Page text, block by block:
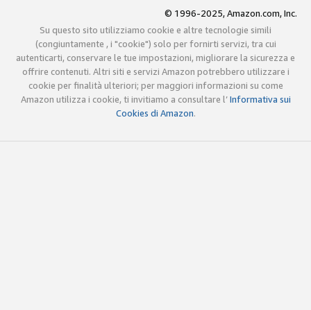
© 1996-2025, Amazon.com, Inc.
Su questo sito utilizziamo cookie e altre tecnologie simili
(congiuntamente , i "cookie") solo per fornirti servizi, tra cui
autenticarti, conservare le tue impostazioni, migliorare la sicurezza e
offrire contenuti. Altri siti e servizi Amazon potrebbero utilizzare i
cookie per finalità ulteriori; per maggiori informazioni su come
Amazon utilizza i cookie, ti invitiamo a consultare l’Informativa sui
Cookies di Amazon.